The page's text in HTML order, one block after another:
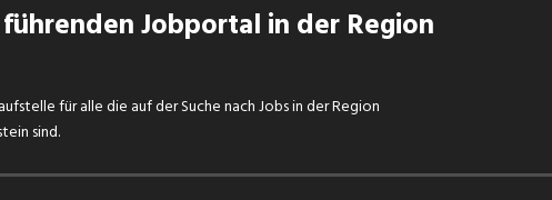
Jobportal in der Region
für alle die auf der Suche nach Jobs in der Region
sind.